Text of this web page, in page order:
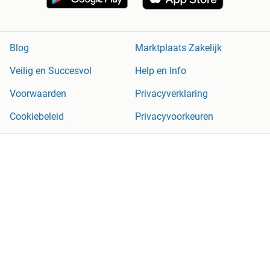
Blog
Marktplaats Zakelijk
Veilig en Succesvol
Help en Info
Voorwaarden
Privacyverklaring
Cookiebeleid
Privacyvoorkeuren